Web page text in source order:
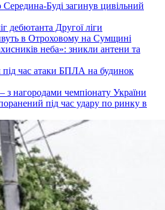
Середина-Буді загинув цивільний
дебютанта Другої ліги
в Отроховому на Сумщині
неба»: зникли антени та
час атаки БПЛА на будинок
з нагородами чемпіонату України
під час удару по ринку в